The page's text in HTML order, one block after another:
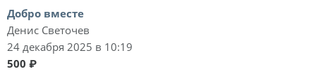
Добро вместе
Денис Светочев
24 декабря 2025 в 10:19
500 ₽